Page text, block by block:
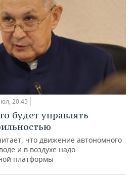
20:45
будет управлять
что движение автономного
и в воздухе надо
платформы